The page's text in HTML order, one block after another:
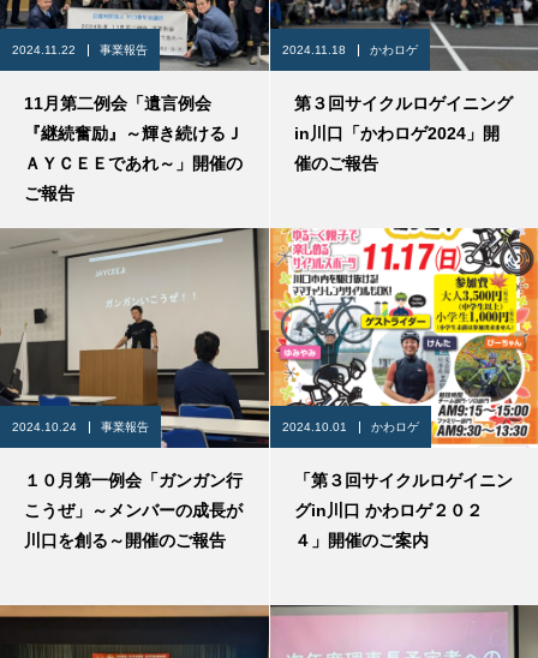
2024.11.22 事業報告
11月第二例会「遺言例会
『継続奮励』～輝き続けるＪ
ＡＹＣＥＥであれ～」開催の
ご報告
2024.11.18 かわロゲ
第３回サイクルロゲイニング
in川口「かわロゲ2024」開
催のご報告
2024.10.24 事業報告
１０月第一例会「ガンガン行
こうぜ」～メンバーの成長が
川口を創る～開催のご報告
2024.10.01 かわロゲ
「第３回サイクルロゲイニン
グin川口 かわロゲ２０２
４」開催のご案内